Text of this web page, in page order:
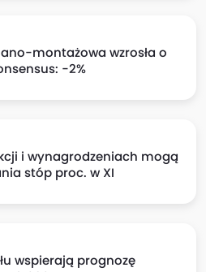
montażowa wzrosła o
-2%
i wynagrodzeniach mogą
stóp proc. w XI
wspierają prognozę